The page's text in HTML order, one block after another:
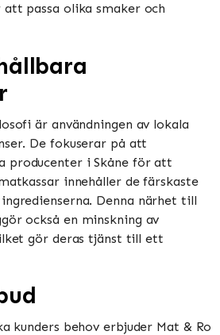
att passa olika smaker och
är användningen av lokala
De fokuserar på att
producenter i Skåne för att
innehåller de färskaste
Denna närhet till
också en minskning av
gör deras tjänst till ett
kunders behov erbjuder Mat & Ro